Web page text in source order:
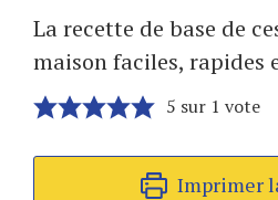
La recette de base de
maison faciles, rapides
5 sur 1 vote
Imprimer